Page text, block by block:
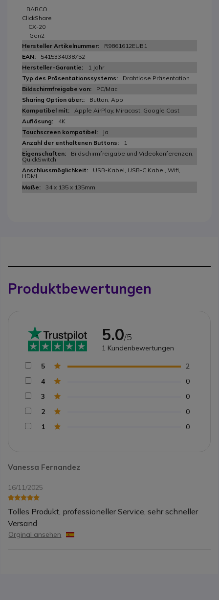
BARCO
ClickShare
CX-20
Gen2
R9861612EUB1
5415334038752
1 Jahr
Drahtlose Präsentation
PC/Mac
Button, App
Apple AirPlay, Miracast, Google Cast
4K
Ja
1
Bildschirmfreigabe und Videokonferenzen,
QuickSwitch
USB-Kabel, USB-C Kabel, Wifi,
HDMI
34 x 135 x 135mm
Produktbewertungen
Vanessa Fernandez
16/11/2025
Tolles Produkt, professioneller Service, sehr schneller
Versand
Orginal ansehen
5.0/5
1 Kundenbewertungen
5
2
4
0
3
0
2
0
1
0